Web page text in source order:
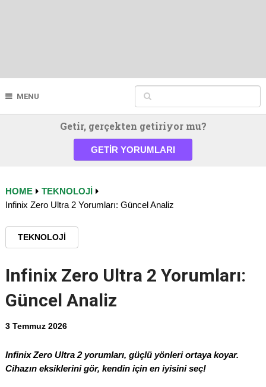
MENU
Getir, gerçekten getiriyor mu?
GETIR YORUMLARI
HOME
TEKNOLOJI
Infinix Zero Ultra 2 Yorumları: Güncel Analiz
TEKNOLOJI
Infinix Zero Ultra 2 Yorumları:
Güncel Analiz
3 Temmuz 2026
Infinix Zero Ultra 2 yorumları, güçlü yönleri ortaya koyar.
Cihazın eksiklerini gör, kendin için en iyisini seç!